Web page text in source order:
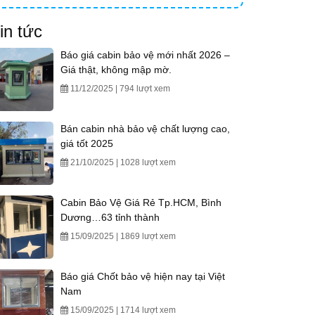
tức
Báo giá cabin bảo vệ mới nhất 2026 –
Giá thật, không mập mờ.
11/12/2025 | 794 lượt xem
Bán cabin nhà bảo vệ chất lượng cao,
giá tốt 2025
21/10/2025 | 1028 lượt xem
Cabin Bảo Vệ Giá Rẻ Tp.HCM, Bình
Dương…63 tỉnh thành
15/09/2025 | 1869 lượt xem
Báo giá Chốt bảo vệ hiện nay tại Việt
Nam
15/09/2025 | 1714 lượt xem